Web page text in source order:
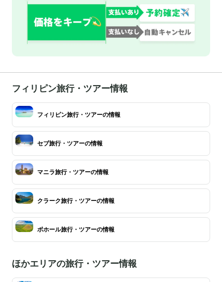
フィリピン旅行・ツアー情報
フィリピン旅行・ツアーの情報
セブ旅行・ツアーの情報
マニラ旅行・ツアーの情報
クラーク旅行・ツアーの情報
ボホール旅行・ツアーの情報
ほかエリアの旅行・ツアー情報